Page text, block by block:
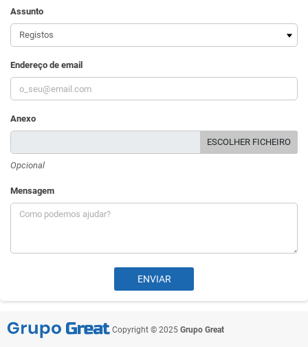
Assunto
Endereço de email
Anexo
ESCOLHER FICHEIRO
Opcional
Mensagem
Copyright © 2025 Grupo Great